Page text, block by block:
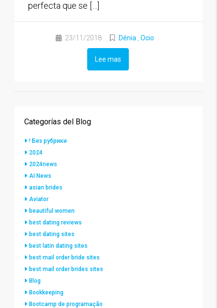
perfecta que se […]
23/11/2018 Dénia , Ocio
Lee mas
Categorías del Blog
! Без рубрики
2024
2024news
AI News
asian brides
Aviator
beautiful women
best dating reviews
best dating sites
best latin dating sites
best mail order bride sites
best mail order brides sites
Blog
Bookkeeping
Bootcamp de programação